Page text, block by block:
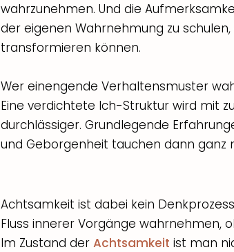
wahrzunehmen. Und die
der eigenen Wahrnehmung zu
transformieren können.
Wer einengende Verhaltensmuster
Eine verdichtete Ich-Struktur wird mit
durchlässiger. Grundlegende
und Geborgenheit tauchen dann ganz
Achtsamkeit ist dabei kein
Fluss innerer Vorgänge wahrnehmen,
Im Zustand der Achtsamkeit ist man